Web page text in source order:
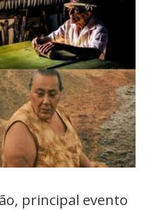
principal evento